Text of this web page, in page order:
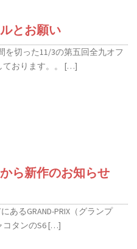
とお願い
を切った11/3の第五回全九オフ
ております。。 […]
ら新作のお知らせ
るGRAND-PRIX（グランプ
コタンのS6 […]